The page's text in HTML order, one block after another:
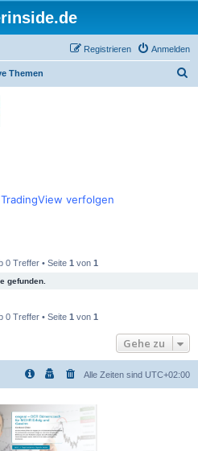
Anmelden
Registrieren
Themen
verfolgen
0 Treffer • Seite 1 von 1
gefunden.
0 Treffer • Seite 1 von 1
Gehe zu
Alle Zeiten sind UTC+02:00